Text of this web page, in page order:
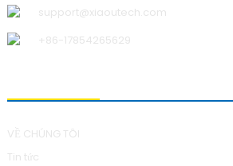
support@xiaoutech.com
+86-17854265629
VỀ CHÚNG TÔI
Tin tức